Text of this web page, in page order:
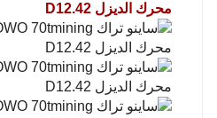
محرك الديزل D12.42